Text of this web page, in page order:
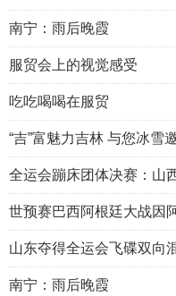
南宁：雨后晚霞
服贸会上的视觉感受
吃吃喝喝在服贸
“吉”富魅力吉林 与您冰雪
全运会蹦床团体决赛：山
世预赛巴西阿根廷大战因
山东夺得全运会飞碟双向
南宁：雨后晚霞